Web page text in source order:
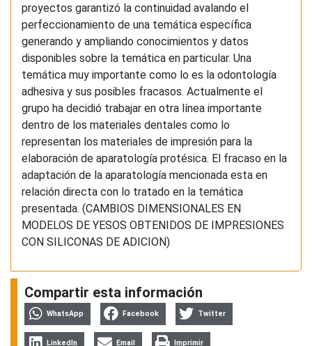
proyectos garantizó la continuidad avalando el
perfeccionamiento de una temática específica
generando y ampliando conocimientos y datos
disponibles sobre la temática en particular. Una
temática muy importante como lo es la odontología
adhesiva y sus posibles fracasos. Actualmente el
grupo ha decidió trabajar en otra línea importante
dentro de los materiales dentales como lo
representan los materiales de impresión para la
elaboración de aparatología protésica. El fracaso en la
adaptación de la aparatología mencionada esta en
relación directa con lo tratado en la temática
presentada. (CAMBIOS DIMENSIONALES EN
MODELOS DE YESOS OBTENIDOS DE IMPRESIONES
CON SILICONAS DE ADICION)
Compartir esta información
WhatsApp Facebook Twitter
LinkedIn Email Imprimir